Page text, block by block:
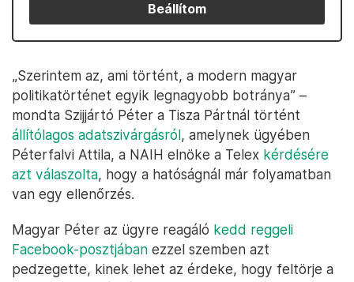
Beállítom
„Szerintem az, ami történt, a modern magyar
politikatörténet egyik legnagyobb botránya” –
mondta Szijjártó Péter a Tisza Pártnál történt
állítólagos adatszivárgásról, amelynek ügyében
Péterfalvi Attila, a NAIH elnöke a Telex kérdésére
azt válaszolta, hogy a hatóságnál már folyamatban
van egy ellenőrzés.
Magyar Péter az ügyre reagáló kedd reggeli
Facebook-posztjában ezzel szemben azt
pedzegette, kinek lehet az érdeke, hogy feltörje a